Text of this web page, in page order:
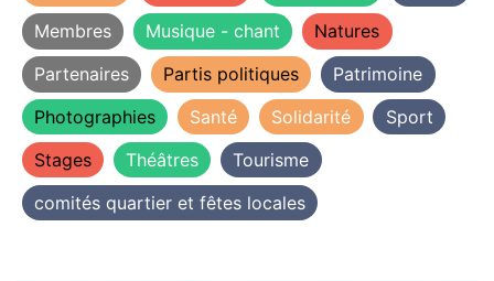
Membres
Musique - chant
Natures
Partenaires
Partis politiques
Patrimoine
Photographies
Santé Solidarité
Sport
Stages
Théâtres
Tourisme
comités quartier et fêtes locales